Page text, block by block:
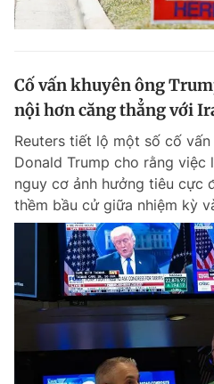
Cố vấn khuyên ông
nội hơn căng thẳng với
Reuters tiết lộ một số cố
Donald Trump cho rằng việc
nguy cơ ảnh hưởng tiêu cực
thềm bầu cử giữa nhiệm kỳ